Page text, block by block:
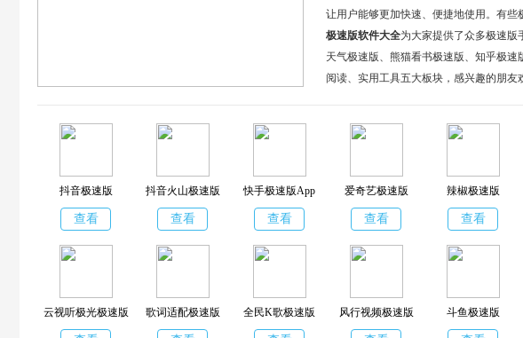
让用户能够更加快速、便捷地使用。有些
极速版软件大全为大家提供了众多极速版
天气极速版、熊猫看书极速版、知乎极
阅读、实用工具五大板块，感兴趣的朋友
抖音极速版
查看
抖音火山极速版
查看
快手极速版App
查看
爱奇艺极速版
查看
辣椒极速版
查看
云视听极光极速版 歌词适配极速版 全民K歌极速版 风行视频极速版 斗鱼极速版